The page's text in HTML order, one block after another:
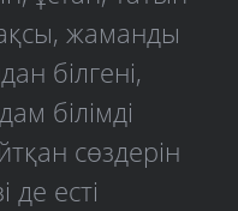
жаманды
білгені,
білімді
сөздерін
де есті